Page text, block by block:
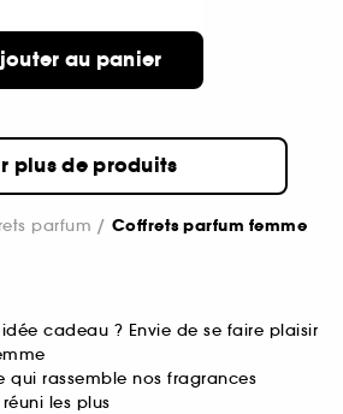
au panier
plus de produits
parfum Coffrets parfum femme
cadeau ? Envie de se faire plaisir
qui rassemble nos fragrances
les plus